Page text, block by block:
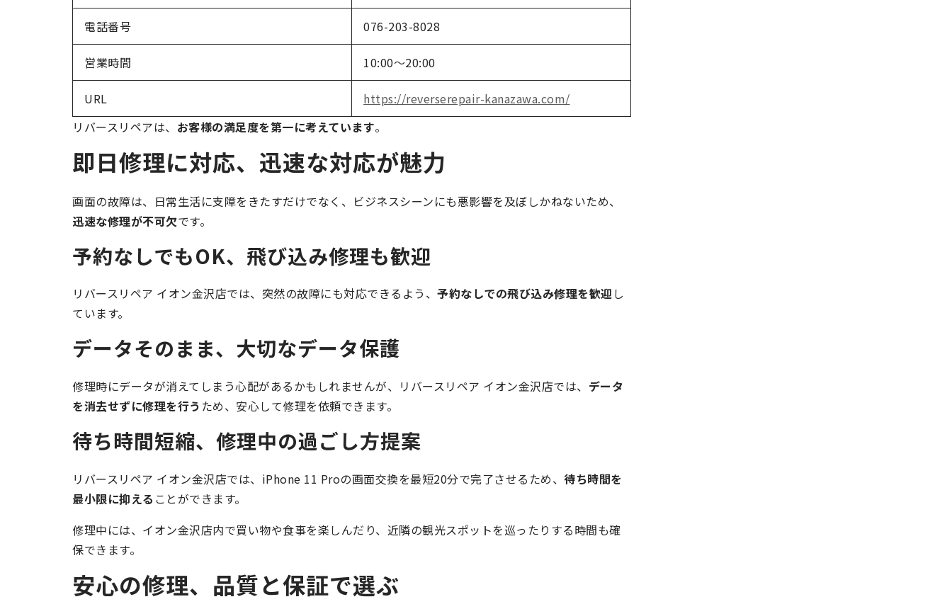
電話番号 076-203-8028
営業時間 10:00～20:00
URL
https://reverserepair-kanazawa.com/
リバースリペアは、 お客様の満足度を第一に考えています。
即日修理に対応、迅速な対応が魅力
画面の故障は、日常生活に支障をきたすだけでなく、ビジネスシーンにも悪影響を及ぼしかねないため、
迅速な修理が不可欠です。
予約なしでもOK、飛び込み修理も歓迎
リバースリペア イオン金沢店では、突然の故障にも対応できるよう、 予約なしでの飛び込み修理を歓迎し
ています。
データそのまま、大切なデータ保護
修理時にデータが消えてしまう心配があるかもしれませんが、リバースリペア イオン金沢店では、 データ
を消去せずに修理を行う ため、安心して修理を依頼できます。
待ち時間短縮、修理中の過ごし方提案
リバースリペア イオン金沢店では、iPhone 11 Proの画面交換を最短20分で完了させるため、 待ち時間を
最小限に抑える ことができます。
修理中には、イオン金沢店内で買い物や食事を楽しんだり、近隣の観光スポットを巡ったりする時間も確
保できます。
安心の修理、品質と保証で選ぶ